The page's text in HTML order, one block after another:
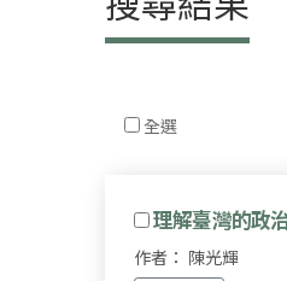
全選
理解臺灣的政
作者： 陳光輝